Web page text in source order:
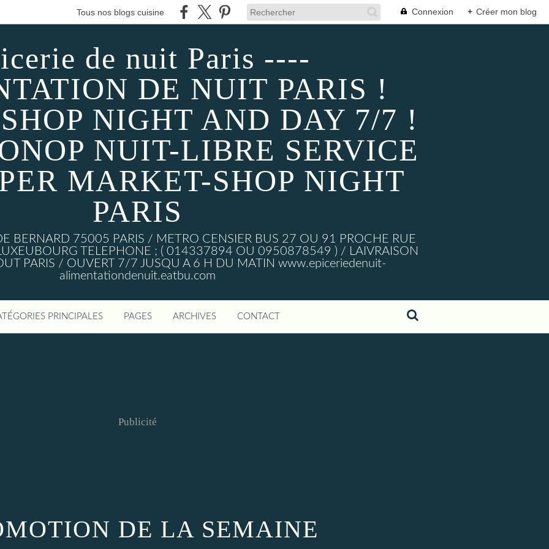
Tous nos blogs cuisine Connexion + Créer mon blog
de nuit Paris ----
DE NUIT PARIS !
NIGHT AND DAY 7/7 !
NUIT-LIBRE SERVICE
MARKET-SHOP NIGHT
PARIS
BERNARD 75005 PARIS / METRO CENSIER BUS 27 OU 91 PROCHE RUE
TELEPHONE ; ( 014337894 OU 0950878549 ) / LAIVRAISON
PARIS / OUVERT 7/7 JUSQU A 6 H DU MATIN www.epiceriedenuit-
alimentationdenuit.eatbu.com
PRINCIPALES PAGES ARCHIVES CONTACT
Publicité
DE LA SEMAINE